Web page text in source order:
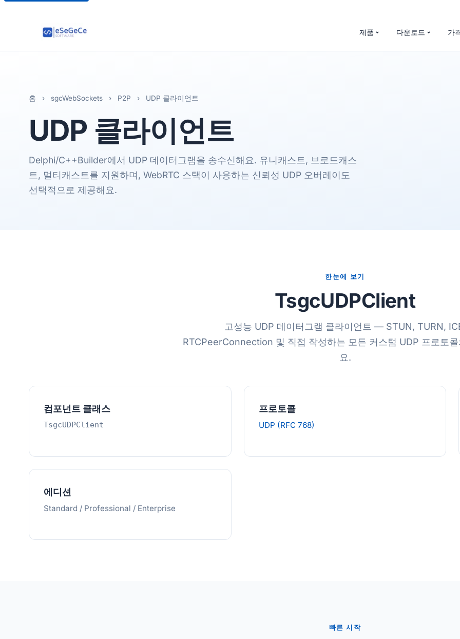
제품 다운로드 가
홈 › sgcWebSockets › P2P › UDP 클라이언트
UDP클라이언트
Delphi/C++Builder에서 UDP 데이터그램을 송수신해요. 유니캐스트, 브로드캐스
트, 멀티캐스트를 지원하며, WebRTC 스택이 사용하는 신뢰성 UDP 오버레이도
선택적으로 제공해요.
한눈에 보기
TsgcUDPClient
고성능 UDP 데이터그램 클라이언트 — STUN, TURN,
RTCPeerConnection 및 직접 작성하는 모든 커스텀 UDP 프로토
요.
컴포넌트 클래스
TsgcUDPClient
프로토콜
UDP (RFC 768)
에디션
Standard / Professional / Enterprise
빠른 시작